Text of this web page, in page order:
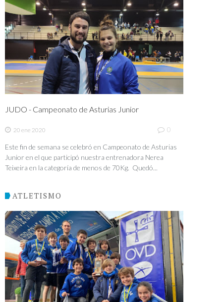
JUDO - Campeonato de Asturias Junior
20 ene 2020 0
Este fin de semana se celebró en Campeonato de Asturias
Junior en el que participó nuestra entrenadora Nerea
Teixeira en la categoría de menos de 70Kg. Quedó...
ATLETISMO